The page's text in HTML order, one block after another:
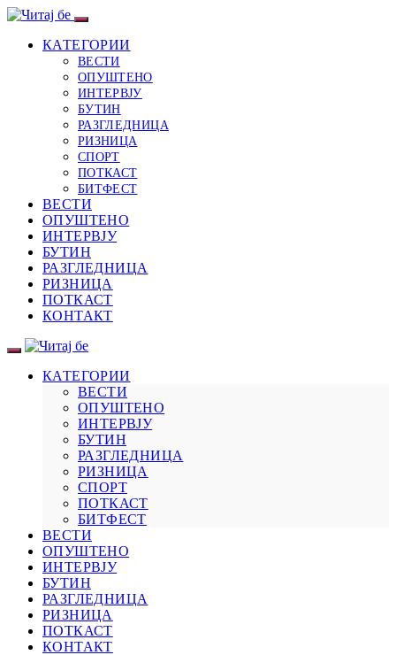
КАТЕГОРИИ
ВЕСТИ
ОПУШТЕНО
ИНТЕРВЈУ
БУТИН
РАЗГЛЕДНИЦА
РИЗНИЦА
СПОРТ
ПОТКАСТ
БИТФЕСТ
ВЕСТИ
ОПУШТЕНО
ИНТЕРВЈУ
БУТИН
РАЗГЛЕДНИЦА
РИЗНИЦА
ПОТКАСТ
КОНТАКТ
КАТЕГОРИИ
ВЕСТИ
ОПУШТЕНО
ИНТЕРВЈУ
БУТИН
РАЗГЛЕДНИЦА
РИЗНИЦА
СПОРТ
ПОТКАСТ
БИТФЕСТ
ВЕСТИ
ОПУШТЕНО
ИНТЕРВЈУ
БУТИН
РАЗГЛЕДНИЦА
РИЗНИЦА
ПОТКАСТ
КОНТАКТ